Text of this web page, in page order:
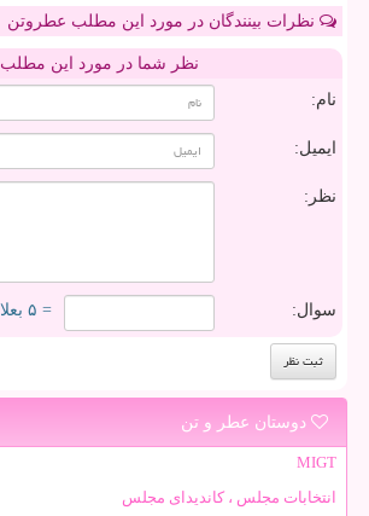
نظرات بینندگان در مورد این مطلب عطروتن
نظر شما در مورد این مطلب
نام:
ایمیل:
نظر:
سوال: = ۵ بعلاوه ۲
دوستان عطر و تن
MIGT
انتخابات مجلس ، کاندیدای مجلس